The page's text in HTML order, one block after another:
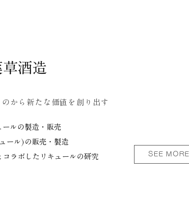
酒造
から 新たな価値を創り出す
ールの製造・販売
ール)の販売・製造
コラボしたリキュールの研究
SEE MORE